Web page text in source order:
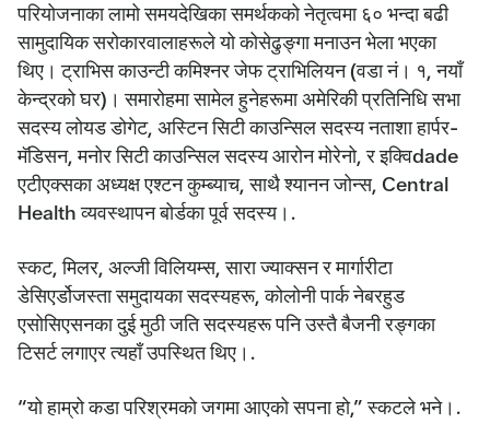
परियोजनाका लामो समयदेखिका समर्थकको नेतृत्वमा ६० भन्दा बढी
सामुदायिक सरोकारवालाहरूले यो कोसेढुङ्गा मनाउन भेला भएका
थिए।ट्राभिस काउन्टी कमिश्नर जेफ ट्राभिलियन(वडा नं। १, नयाँ
केन्द्रको घर)। समारोहमा सामेल हुनेहरूमाअमेरिकी प्रतिनिधि सभा
सदस्य लोयड डोगेट, अस्टिन सिटी काउन्सिल सदस्य नताशा हार्पर-
मॅडिसन,मनोर सिटी काउन्सिल सदस्य आरोन मोरेनो, रइक्विdade
एटीएक्सका अध्यक्ष एश्टन कुम्ब्याच,साथैश्यानन जोन्स, Central
Health व्यवस्थापन बोर्डका पूर्व सदस्य।.
स्कट, मिलर, अल्जी विलियम्स, सारा ज्याक्सन र मार्गारीटा
डेसिएर्डोजस्ता समुदायका सदस्यहरू, कोलोनी पार्क नेबरहुड
एसोसिएसनका दुई मुठी जति सदस्यहरू पनि उस्तै बैजनी रङ्गका
टिसर्ट लगाएर त्यहाँ उपस्थित थिए।.
“यो हाम्रो कडा परिश्रमको जगमा आएको सपना हो,” स्कटले भने।.